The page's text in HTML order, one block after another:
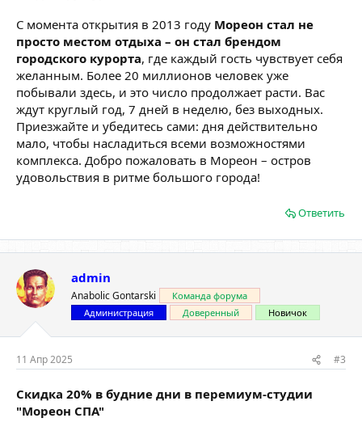
С момента открытия в 2013 году Мореон стал не
просто местом отдыха – он стал брендом
городского курорта, где каждый гость чувствует себя
желанным. Более 20 миллионов человек уже
побывали здесь, и это число продолжает расти. Вас
ждут круглый год, 7 дней в неделю, без выходных.
Приезжайте и убедитесь сами: дня действительно
мало, чтобы насладиться всеми возможностями
комплекса. Добро пожаловать в Мореон – остров
удовольствия в ритме большого города!
Ответить
admin
Anabolic Gontarski
Команда форума
Администрация
Доверенный Новичок
11 Апр 2025 #3
Скидка 20% в будние дни в перемиум-студии
"Мореон СПА"